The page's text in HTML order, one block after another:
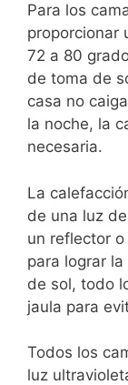
Para los
proporcionar
72 a 80
de toma de
casa no
la noche, la
necesaria.
La
de una luz
un reflector
para lograr
de sol, todo
jaula para
Todos los
luz